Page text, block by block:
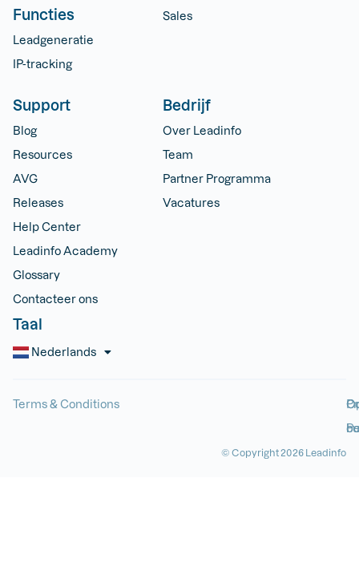
Functies
Leadgeneratie
IP-tracking
Sales
Support
Blog
Resources
AVG
Releases
Help Center
Leadinfo Academy
Glossary
Contacteer ons
Bedrijf
Over Leadinfo
Team
Partner Programma
Vacatures
Taal
Nederlands
English
Dansk
Terms & Conditions
© Copyright 2026 Leadinfo